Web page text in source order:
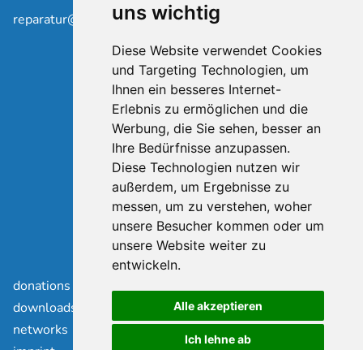
uns wichtig
Diese Website verwendet Cookies
und Targeting Technologien, um
Ihnen ein besseres Internet-
Erlebnis zu ermöglichen und die
Werbung, die Sie sehen, besser an
Ihre Bedürfnisse anzupassen.
Diese Technologien nutzen wir
außerdem, um Ergebnisse zu
messen, um zu verstehen, woher
unsere Besucher kommen oder um
unsere Website weiter zu
entwickeln.
Alle akzeptieren
Ich lehne ab
reparatur@waldorfschule-schwabing.de
Saltar
navegación
donations
downloads
networks